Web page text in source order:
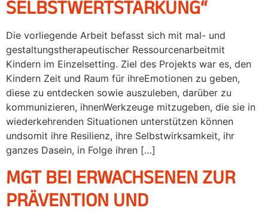
SELBSTWERTSTÄRKUNG“
Die vorliegende Arbeit befasst sich mit mal- und
gestaltungstherapeutischer Ressourcenarbeitmit
Kindern im Einzelsetting. Ziel des Projekts war es, den
Kindern Zeit und Raum für ihreEmotionen zu geben,
diese zu entdecken sowie auszuleben, darüber zu
kommunizieren, ihnenWerkzeuge mitzugeben, die sie in
wiederkehrenden Situationen unterstützen können
undsomit ihre Resilienz, ihre Selbstwirksamkeit, ihr
ganzes Dasein, in Folge ihren […]
MGT BEI ERWACHSENEN ZUR
PRÄVENTION UND